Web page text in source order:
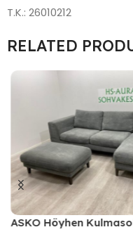
T.K.: 26010212
RELATED
ASKO Höyhen